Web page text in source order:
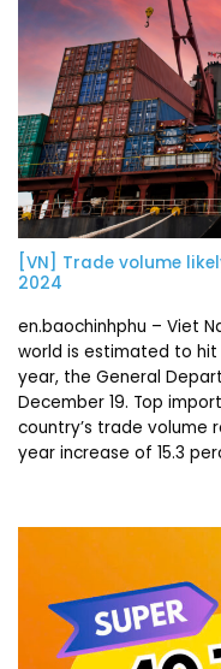
[VN] Trade volume
2024
en.baochinhphu – Viet
world is estimated to hit
year, the General
December 19. Top
country’s trade volume
year increase of 15.3